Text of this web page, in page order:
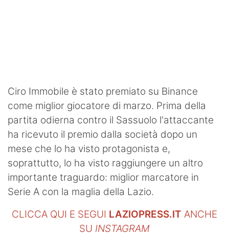
Contatti
Ciro Immobile è stato premiato su Binance
come miglior giocatore di marzo. Prima della
partita odierna contro il Sassuolo l'attaccante
ha ricevuto il premio dalla società dopo un
mese che lo ha visto protagonista e,
soprattutto, lo ha visto raggiungere un altro
importante traguardo: miglior marcatore in
Serie A con la maglia della Lazio.
CLICCA QUI E SEGUI LAZIOPRESS.IT ANCHE
SU INSTAGRAM